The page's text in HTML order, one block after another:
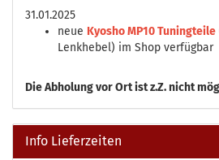
31.01.2025
neue Kyosho MP10 Tuningteile
Lenkhebel) im Shop verfügbar
DieAbholung vor Ort ist z.Z. nicht
Info Lieferzeiten